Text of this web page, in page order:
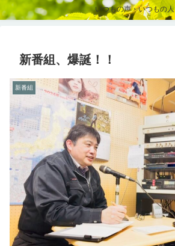
いつもの声・いつもの人
新番組、爆誕！！
新番組